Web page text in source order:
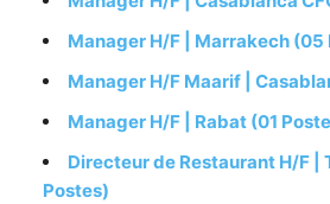
Manager H/F | Marrakech (05
Manager H/F Maarif |
Manager H/F | Rabat (01
Directeur de Restaurant H/F |
Postes)